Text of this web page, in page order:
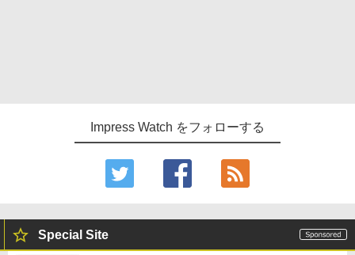
Impress Watch をフォローする
Special Site